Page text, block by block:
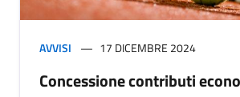
AVVISI 17 DICEMBRE 2024
Concessione contributi